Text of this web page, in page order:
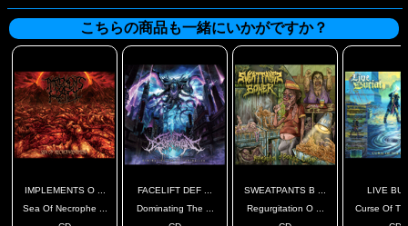
こちらの商品も一緒にいかがですか？
IMPLEMENTS O ...
Sea Of Necrophe ...
FACELIFT DEF ...
Dominating The ...
SWEATPANTS B ...
Regurgitation O ...
LIVE
Curse Of